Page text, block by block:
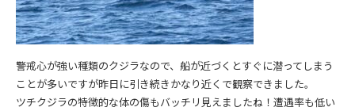
警戒心が強い種類のクジラなので、船が近づくとすぐに潜ってしまう
ことが多いですが昨日に引き続きかなり近くで観察できました。
ツチクジラの特徴的な体の傷もバッチリ見えましたね！遭遇率も低い